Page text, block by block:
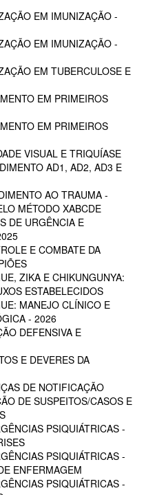
EM IMUNIZAÇÃO -
EM IMUNIZAÇÃO -
EM TUBERCULOSE E
EM PRIMEIROS
EM PRIMEIROS
VISUAL E TRIQUÍASE
AD1, AD2, AD3 E
AO TRAUMA -
MÉTODO XABCDE
DE URGÊNCIA E
E COMBATE DA
ZIKA E CHIKUNGUNYA:
ESTABELECIDOS
MANEJO CLÍNICO E
- 2026
DEFENSIVA E
E DEVERES DA
DE NOTIFICAÇÃO
DE SUSPEITOS/CASOS E
PSIQUIÁTRICAS -
PSIQUIÁTRICAS -
ENFERMAGEM
PSIQUIÁTRICAS -